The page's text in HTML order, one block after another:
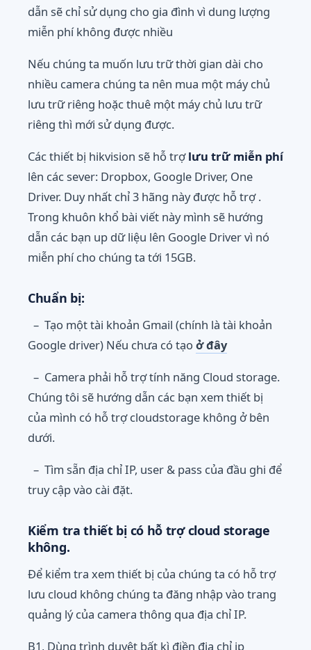
dẫn sẽ chỉ sử dụng cho gia đình vì dung lượng
miễn phí không được nhiều
Nếu chúng ta muốn lưu trữ thời gian dài cho
nhiều camera chúng ta nên mua một máy chủ
lưu trữ riêng hoặc thuê một máy chủ lưu trữ
riêng thì mới sử dụng được.
Các thiết bị hikvision sẽ hỗ trợlưu trữ miễn phí
lên các sever: Dropbox, Google Driver, One
Driver. Duy nhất chỉ 3 hãng này được hỗ trợ .
Trong khuôn khổ bài viết này mình sẽ hướng
dẫn các bạn up dữ liệu lên Google Driver vì nó
miễn phí cho chúng ta tới 15GB.
Chuẩn bị:
– Tạo một tài khoản Gmail (chính là tài khoản
Google driver) Nếu chưa có tạo ở đây
– Camera phải hỗ trợ tính năng Cloud storage.
Chúng tôi sẽ hướng dẫn các bạn xem thiết bị
của mình có hỗ trợ cloudstorage không ở bên
dưới.
– Tìm sẵn địa chỉ IP, user & pass của đầu ghi để
truy cập vào cài đặt.
Kiểm tra thiết bị có hỗ trợ cloud storage
không.
Để kiểm tra xem thiết bị của chúng ta có hỗ trợ
lưu cloud không chúng ta đăng nhập vào trang
quảng lý của camera thông qua địa chỉ IP.
B1, Dùng trình duyệt bất kì điền địa chỉ ip